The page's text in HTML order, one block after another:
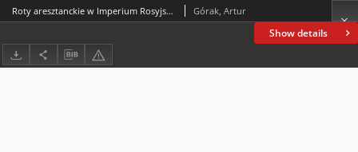
Show details
Roty aresztanckie w Imperium Rosyjskim (1827–1870) Górak, Artur